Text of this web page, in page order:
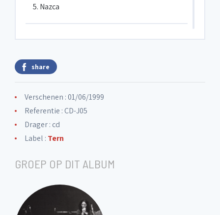
5. Nazca
6. Wide
7. Threat
8. Embrace
9. Jonas & The Fish
11. Apple
share
Verschenen : 01/06/1999
Referentie : CD-J05
Drager : cd
Label : Tern
GROEP OP DIT ALBUM